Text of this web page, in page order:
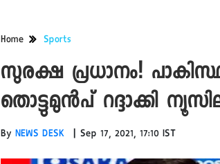
Home Sports
സുരക്ഷ പ്രധാനം!
തൊട്ടുമുന്‍പ് റദ്ദാക്കി
By NEWS DESK | Sep 17, 2021, 17:10 IST